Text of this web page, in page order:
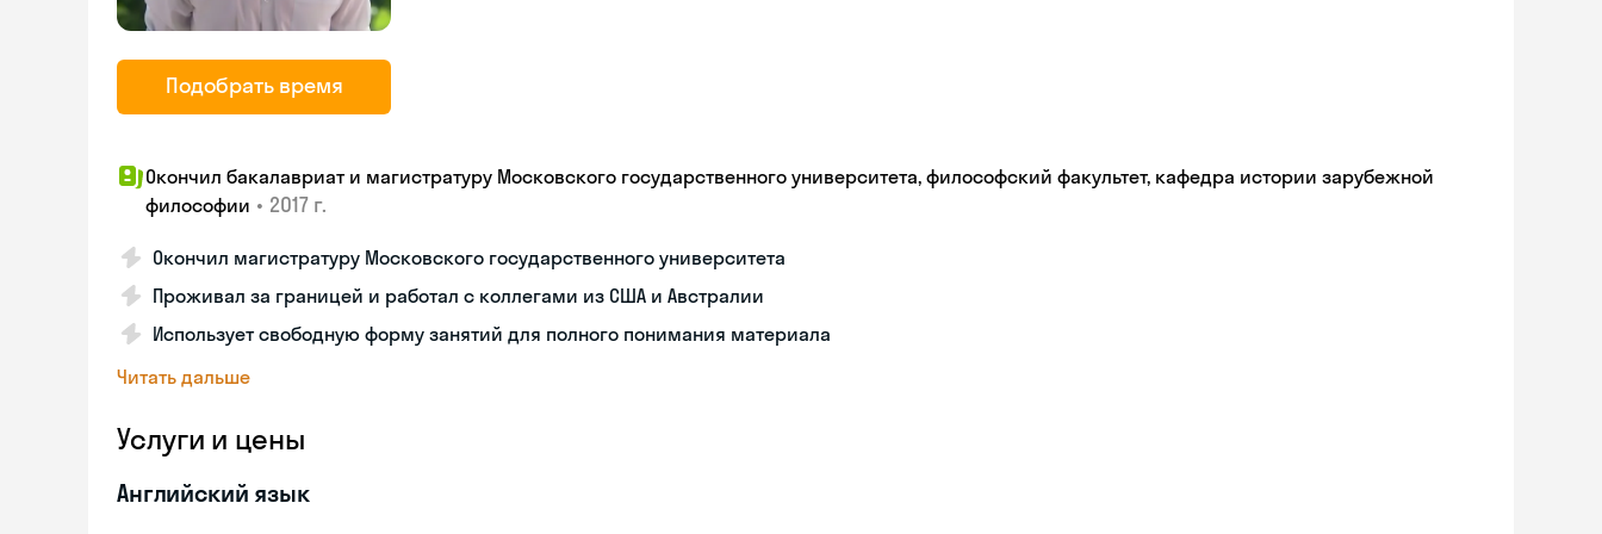
Подобрать время
Окончил бакалавриат и магистратуру Московского государственного университета, философский факультет, кафедра истории зарубежной
философии • 2017 г.
Окончил магистратуру Московского государственного университета
Проживал за границей и работал с коллегами из США и Австралии
Использует свободную форму занятий для полного понимания материала
Читать дальше
Услуги и цены
Английский язык